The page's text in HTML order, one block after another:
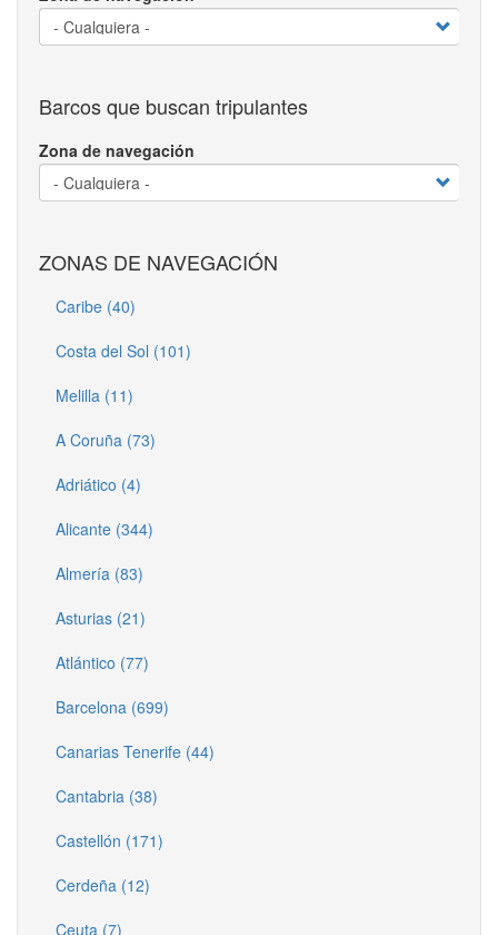
Barcos que buscan tripulantes
Zona de navegación
ZONAS DE NAVEGACIÓN
Caribe (40)
Costa del Sol (101)
Melilla (11)
A Coruña (73)
Adriático (4)
Alicante (344)
Almería (83)
Asturias (21)
Atlántico (77)
Barcelona (699)
Canarias Tenerife (44)
Cantabria (38)
Castellón (171)
Cerdeña (12)
Ceuta (7)